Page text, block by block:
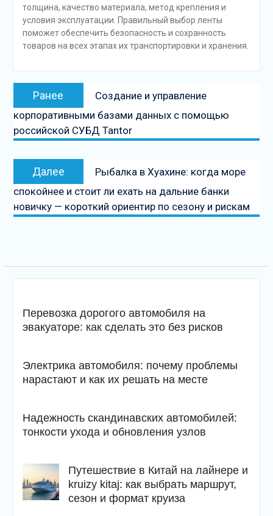
толщина, качество материала, метод крепления и
условия эксплуатации. Правильный выбор ленты
поможет обеспечить безопасность и сохранность
товаров на всех этапах их транспортировки и хранения.
Навигация
записям
Ранее
Предыдущая
запись:
Создание и управление
корпоративными базами данных с помощью
российской СУБД Tantor
Далее
Следующая
запись
Рыбалка в Хуахине: когда море
спокойнее и стоит ли ехать на дальние банки
новичку — короткий ориентир по сезону и рискам
Перевозка дорогого автомобиля на
эвакуаторе: как сделать это без рисков
Электрика автомобиля: почему проблемы
нарастают и как их решать на месте
Надежность скандинавских автомобилей:
тонкости ухода и обновления узлов
Путешествие в Китай на лайнере и
kruizy kitaj: как выбрать маршрут,
сезон и формат круиза